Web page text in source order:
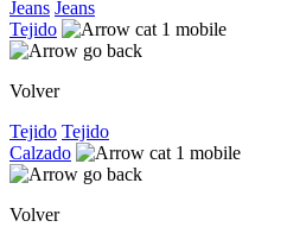
Jeans Jeans
Tejido
Volver
Tejido Tejido
Calzado
Volver